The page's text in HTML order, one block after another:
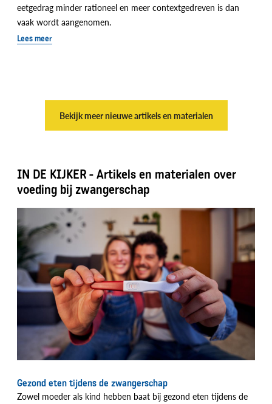
eetgedrag minder rationeel en meer contextgedreven is dan
vaak wordt aangenomen.
Lees meer
Bekijk meer nieuwe artikels en materialen
IN DE KIJKER - Artikels en materialen over
voeding bij zwangerschap
Gezond eten tijdens de zwangerschap
Zowel moeder als kind hebben baat bij gezond eten tijdens de